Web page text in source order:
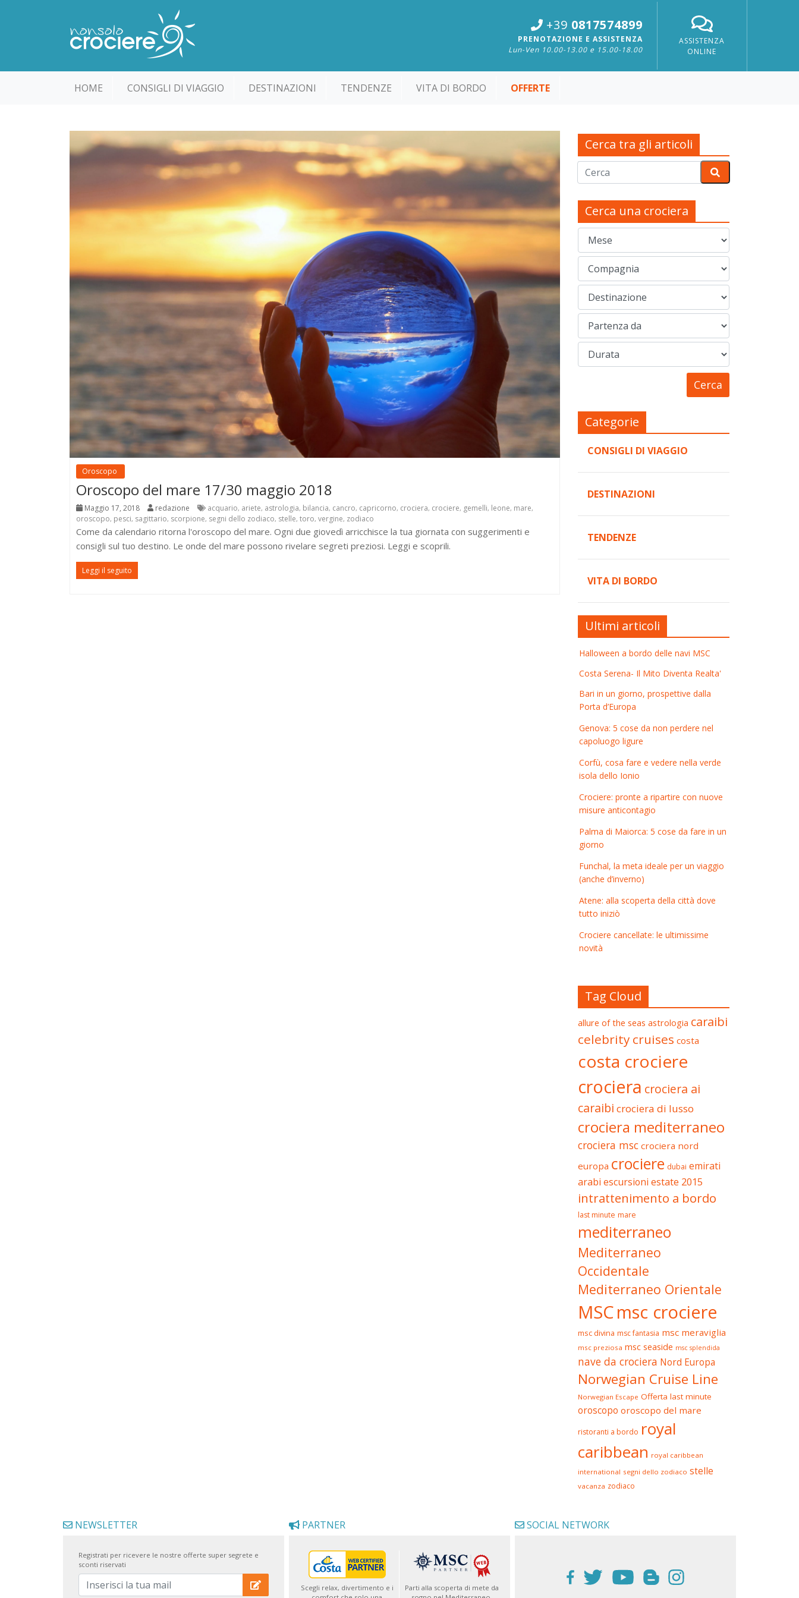
+39 0817574899
PRENOTAZIONE E ASSISTENZA
Lun-Ven 10.00-13.00 e 15.00-18.00
ASSISTENZA
ONLINE
HOME CONSIGLI DI VIAGGIO DESTINAZIONI TENDENZE VITA DI BORDO OFFERTE
Oroscopo
Oroscopo del mare 17/30 maggio 2018
Maggio 17, 2018 redazione acquario, ariete, astrologia, bilancia, cancro, capricorno, crociera, crociere, gemelli, leone, mare,
oroscopo, pesci, sagittario, scorpione, segni dello zodiaco, stelle, toro, vergine, zodiaco
Come da calendario ritorna l'oroscopo del mare. Ogni due giovedì arricchisce la tua giornata con suggerimenti e
consigli sul tuo destino. Le onde del mare possono rivelare segreti preziosi. Leggi e scoprili.
Leggi il seguito
Cerca tra gli articoli
Cerca una crociera
Categorie
CONSIGLI DI VIAGGIO
DESTINAZIONI
TENDENZE
VITA DI BORDO
Ultimi articoli
Halloween a bordo delle navi MSC
Costa Serena- Il Mito Diventa Realta'
Bari in un giorno, prospettive dalla
Porta d’Europa
Genova: 5 cose da non perdere nel
capoluogo ligure
Corfù, cosa fare e vedere nella verde
isola dello Ionio
Crociere: pronte a ripartire con nuove
misure anticontagio
Palma di Maiorca: 5 cose da fare in un
giorno
Funchal, la meta ideale per un viaggio
(anche d’inverno)
Atene: alla scoperta della città dove
tutto iniziò
Crociere cancellate: le ultimissime
novità
Tag Cloud
allure of the seas astrologia caraibi
celebrity cruises costa
costa crociere
crociera crociera ai
caraibi crociera di lusso
crociera mediterraneo
crociera msc crociera nord
europa crociere dubai emirati
arabi escursioni estate 2015
intrattenimento a bordo
last minute mare
mediterraneo
Mediterraneo
Occidentale
Mediterraneo Orientale
MSCmsc crociere
msc divina msc fantasia msc meraviglia
msc preziosa msc seaside msc splendida
nave da crociera Nord Europa
Norwegian Cruise Line
Norwegian Escape Offerta last minute
oroscopo oroscopo del mare
ristoranti a bordo royal
caribbean royal caribbean
international segni dello zodiaco stelle
vacanza zodiaco
NEWSLETTER
Registrati per ricevere le nostre offerte super segrete e
sconti riservati
PARTNER
Scegli relax, divertimento e i
Parti alla scoperta di mete da
SOCIAL NETWORK